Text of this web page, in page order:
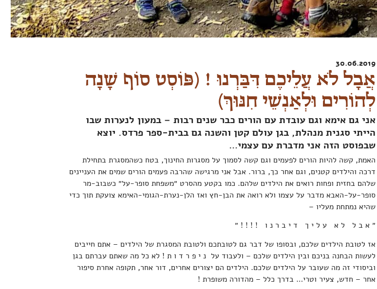
30.06.2019
אֲבָל לֹא עֲלֵיכֶם דִּבַּרְנוּ ! (פּוֹסְט סוֹף שָׁנָה
לְהוֹרִים וּלְאַנְשֵׁי חִנּוּךְ)
אני גם אימא וגם עובדת עם הורים כבר שנים רבות – במעון לנערות שבו
הייתי סגנית מנהלת, בגן עולם קטן והשנה גם בבית-ספר פרדס. יוצא
שבפוסט הזה אני מדברת עם עצמי…
האמת, קשה להיות הורים לפעמים וגם קשה לסמוך על מסגרות החינוך, בטח כשהמסגרת בתחילת
דרכה והילדים קטנים, וגם אחר כך, ברור. אבל אני מרגישה שהרבה פעמים הורים שמים את העניינים
שלהם בחזית ופחות רואים את הילדים שלהם. כמו בקטע מהסרט ״משפחת סופר-על״ כשבוב-מר
סופר-על-האבא מדבר על עצמו ולא רואה את הבן-חץ ואז הלן-נערת-הגומי-האימא צועקת תוך כדי
שהיא נמתחת מעליו –
״ א ב ל ל א ע ל י ך ד י ב ר נ ו ! ! ! ! ״
אז לטובת הילדים שלכם, ובסופו של דבר גם לטובתכם ולטובת המסגרת של הילדים – אתם חייבים
לעשות הבחנה בניכם ובין הילדים שלכם – ולעבוד על נ י פ ר ד ו ת ! לא כל מה שאתם עברתם בגן
וביסודי זה מה שעובר על הילדים שלכם. הילדים הם יצורים אחרים, דור אחר, תקופה אחרת סיפור
אחר – חדש, צעיר וטרי… בדרך כלל – מהדורה משופרת !